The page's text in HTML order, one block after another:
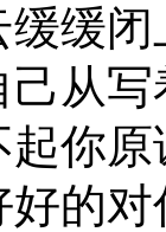
缓
从
你
的